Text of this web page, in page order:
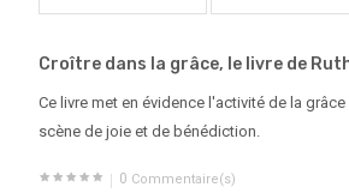
Croître dans la grâce, le livre de
Ce livre met en évidence l'activité de la
scène de joie et de bénédiction.
0 Commentaire(s)